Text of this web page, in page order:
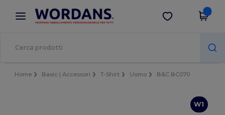
× App Wordans
Prezzi migliori sull'app!
Scarica app
Home Basic | Accessori T-Shirt Uomo B&C BC070
W1